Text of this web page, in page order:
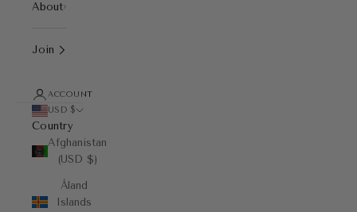
About
Join
ACCOUNT
USD $
Country
Afghanistan
(USD $)
Åland
Islands